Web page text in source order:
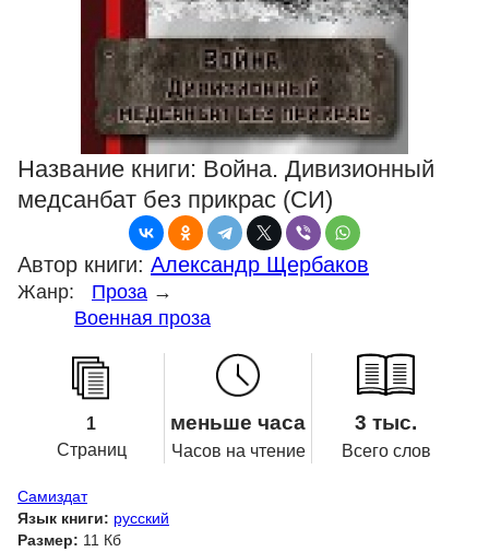
Название книги: Война. Дивизионный
медсанбат без прикрас (СИ)
Автор книги: Александр Щербаков
Жанр: Проза →
Военная проза
1
Страниц
меньше часа
Часов на чтение
3 тыс.
Всего слов
Самиздат
Язык книги: русский
Размер: 11 Кб